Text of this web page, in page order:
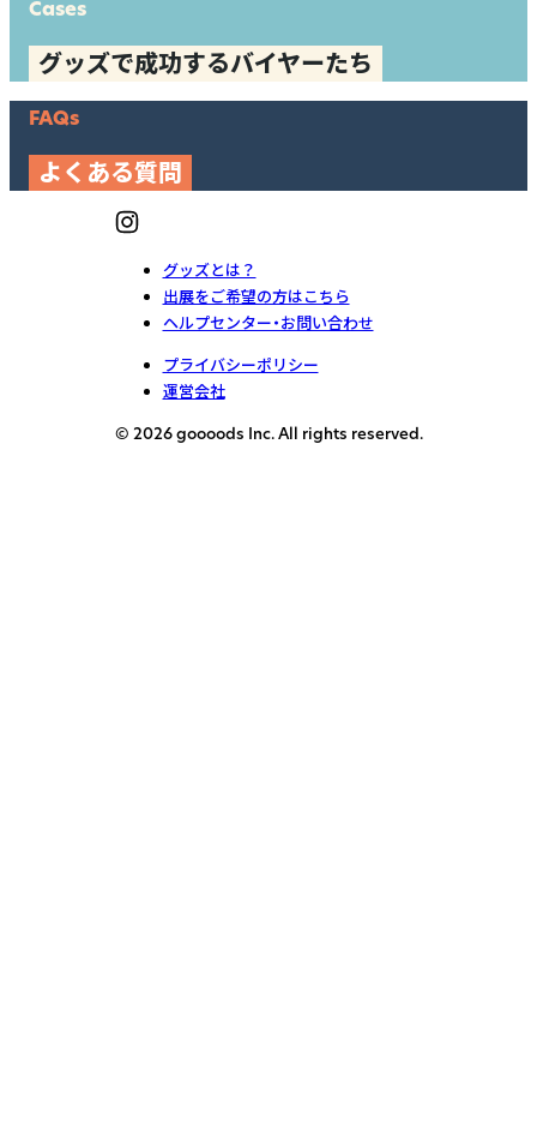
Cases
グッズで成功するバイヤーたち
FAQs
よくある質問
グッズとは？
出展をご希望の方はこちら
ヘルプセンター・お問い合わせ
プライバシーポリシー
運営会社
© 2026 goooods Inc. All rights reserved.